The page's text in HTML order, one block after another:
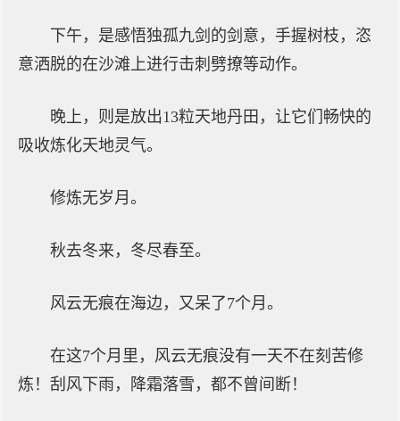
下午，是感悟独孤九剑的剑意，手握树枝，恣
意洒脱的在沙滩上进行击刺劈撩等动作。
晚上，则是放出13粒天地丹田，让它们畅快的
吸收炼化天地灵气。
修炼无岁月。
秋去冬来，冬尽春至。
风云无痕在海边，又呆了7个月。
在这7个月里，风云无痕没有一天不在刻苦修
炼！刮风下雨，降霜落雪，都不曾间断！